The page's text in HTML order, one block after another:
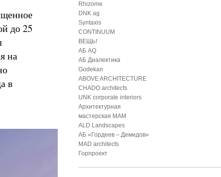
до 25
на
в
Rhizome
DNK ag
Syntaxis
CONTINUUM
ВЕЩЬ!
АБ AQ
АБ Диалектика
Godekan
ABOVE ARCHITECTURE
CHADO architects
UNK corporate interiors
Архитектурная
мастерская МАМ
ALD Landscapes
АБ «Гордеев – Демидов»
MAD architects
Горпроект